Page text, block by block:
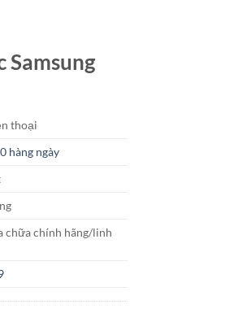
Samsung
thoại
hàng ngày
chữa chính hãng/linh